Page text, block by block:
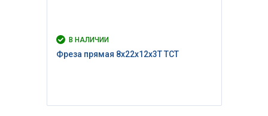
В НАЛИЧИИ
Фреза прямая 8x22x12x3T TCT